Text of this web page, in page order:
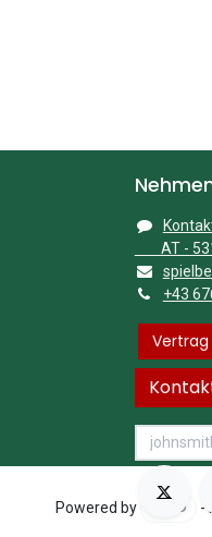
AT -
+43
Powered by -